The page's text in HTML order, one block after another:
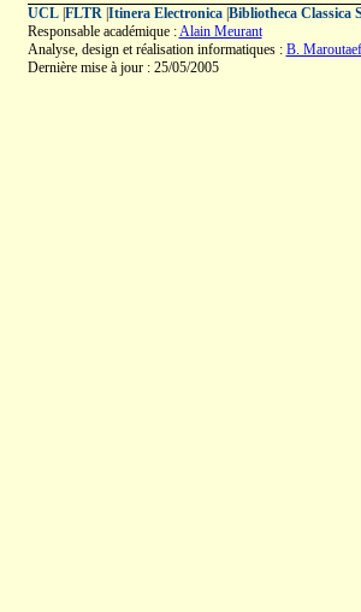
UCL| FLTR| Itinera Electronica| Bibliotheca Classica
Responsable académique :Alain Meurant
Analyse, design et réalisation informatiques : B.
Dernière mise à jour : 25/05/2005